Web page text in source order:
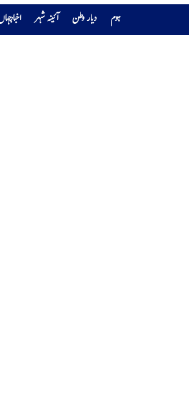
ہوم دیار وطن آئینہ شہر